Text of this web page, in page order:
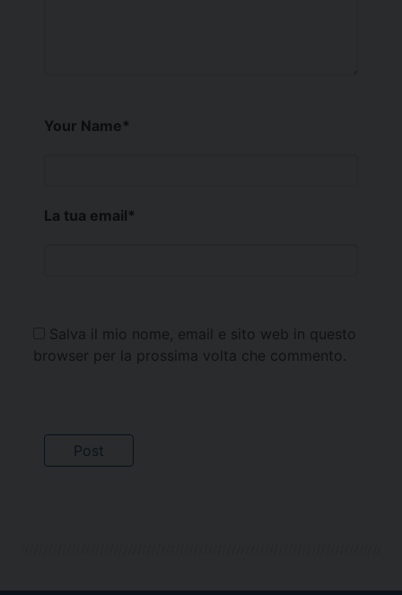
Your Name*
La tua email*
Salva il mio nome, email e sito web in questo
browser per la prossima volta che commento.